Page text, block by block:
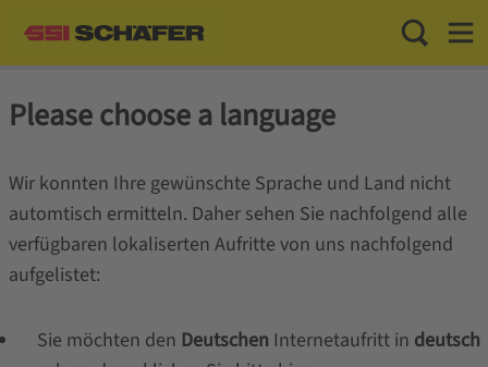
Toggle
Please choose a language
Wir konnten Ihre gewünschte Sprache und Land nicht
automtisch ermitteln. Daher sehen Sie nachfolgend alle
verfügbaren lokaliserten Aufritte von uns nachfolgend
aufgelistet:
Sie möchten den Deutschen Internetaufritt in deutsch